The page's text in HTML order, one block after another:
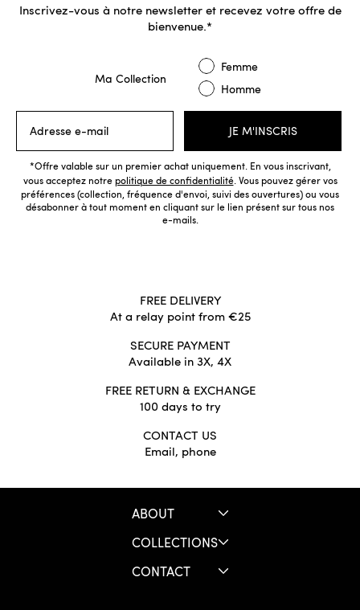
Inscrivez-vous à notre newsletter et recevez votre offre de
bienvenue.*
Ma Collection
Ma collection
Femme
Homme
JE M'INSCRIS
*Offre valable sur un premier achat uniquement. En vous inscrivant,
vous acceptez notre politique de confidentialité. Vous pouvez gérer vos
préférences (collection, fréquence d'envoi, suivi des ouvertures) ou vous
désabonner à tout moment en cliquant sur le lien présent sur tous nos
e-mails.
FREE DELIVERY
At a relay point from €25
SECURE PAYMENT
Available in 3X, 4X
FREE RETURN & EXCHANGE
100 days to try
CONTACT US
Email, phone
ABOUT
COLLECTIONS
CONTACT